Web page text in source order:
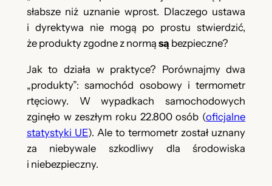
słabsze niż uznanie wprost. Dlaczego ustawa
i dyrektywa nie mogą po prostu stwierdzić,
że produkty zgodne z normą są bezpieczne?
Jak to działa w praktyce? Porównajmy dwa
„produkty”: samochód osobowy i termometr
rtęciowy. W wypadkach samochodowych
zginęło w zeszłym roku 22.800 osób (oficjalne
statystyki UE). Ale to termometr został uznany
za niebywale szkodliwy dla środowiska
i niebezpieczny.